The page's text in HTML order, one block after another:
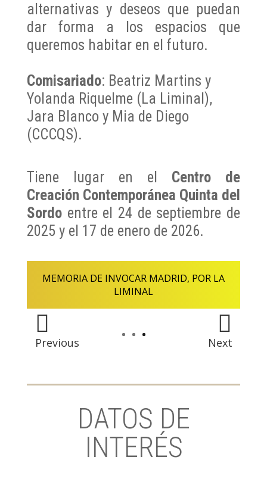
alternativas y deseos que puedan
dar forma a los espacios que
queremos habitar en el futuro.
Comisariado: Beatriz Martins y
Yolanda Riquelme (La Liminal),
Jara Blanco y Mia de Diego
(CCCQS).
Tiene lugar en el Centro de
Creación Contemporánea Quinta del
Sordo entre el 24 de septiembre de
2025 y el 17 de enero de 2026.
MEMORIA DE INVOCAR MADRID, POR LA
LIMINAL
Previous Next
DATOS DE
INTERÉS